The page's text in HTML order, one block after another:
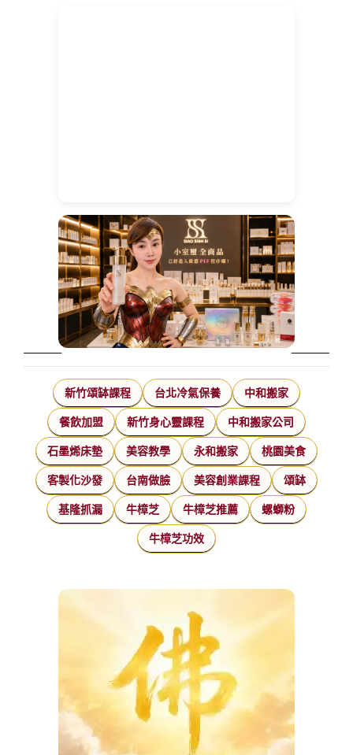
新竹頌缽課程 台北冷氣保養 中和搬家
餐飲加盟 新竹身心靈課程 中和搬家公司
石墨烯床墊 美容教學 永和搬家 桃園美食
客製化沙發 台南做臉 美容創業課程 頌缽
基隆抓漏 牛樟芝 牛樟芝推薦 螺螄粉
牛樟芝功效